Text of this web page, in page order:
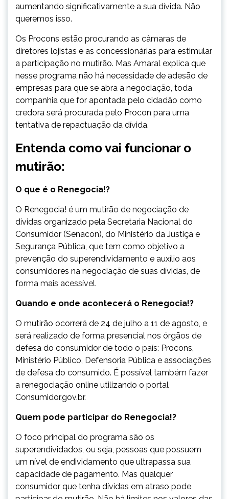
aumentando significativamente a sua dívida. Não
queremos isso.
Os Procons estão procurando as câmaras de
diretores lojistas e as concessionárias para estimular
a participação no mutirão. Mas Amaral explica que
nesse programa não há necessidade de adesão de
empresas para que se abra a negociação, toda
companhia que for apontada pelo cidadão como
credora será procurada pelo Procon para uma
tentativa de repactuação da dívida.
Entenda como vai funcionar o
mutirão:
O que é o Renegocia!?
O Renegocia! é um mutirão de negociação de
dívidas organizado pela Secretaria Nacional do
Consumidor (Senacon), do Ministério da Justiça e
Segurança Pública, que tem como objetivo a
prevenção do superendividamento e auxílio aos
consumidores na negociação de suas dívidas, de
forma mais acessível.
Quando e onde acontecerá o Renegocia!?
O mutirão ocorrerá de 24 de julho a 11 de agosto, e
será realizado de forma presencial nos órgãos de
defesa do consumidor de todo o país: Procons,
Ministério Público, Defensoria Pública e associações
de defesa do consumido. É possível também fazer
a renegociação online utilizando o portal
Consumidor.gov.br.
Quem pode participar do Renegocia!?
O foco principal do programa são os
superendividados, ou seja, pessoas que possuem
um nível de endividamento que ultrapassa sua
capacidade de pagamento. Mas qualquer
consumidor que tenha dívidas em atraso pode